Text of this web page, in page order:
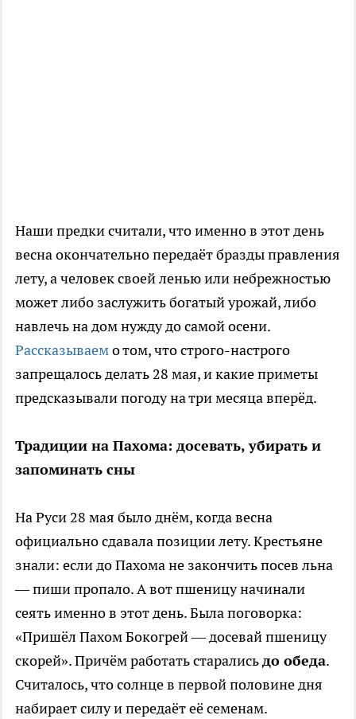
Наши предки считали, что именно в этот день
весна окончательно передаёт бразды правления
лету, а человек своей ленью или небрежностью
может либо заслужить богатый урожай, либо
навлечь на дом нужду до самой осени.
Рассказываемо том, что строго-настрого
запрещалось делать 28 мая, и какие приметы
предсказывали погоду на три месяца вперёд.
Традиции на Пахома: досевать, убирать и
запоминать сны
На Руси 28 мая было днём, когда весна
официально сдавала позиции лету. Крестьяне
знали: если до Пахома не закончить посев льна
— пиши пропало. А вот пшеницу начинали
сеять именно в этот день. Была поговорка:
«Пришёл Пахом Бокогрей — досевай пшеницу
скорей». Причём работать старалисьдо обеда.
Считалось, что солнце в первой половине дня
набирает силу и передаёт её семенам.